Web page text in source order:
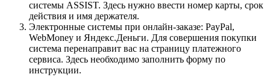
системы ASSIST. Здесь нужно ввести номер карты, срок
действия и имя держателя.
Электронные системы при онлайн-заказе: PayPal,
WebMoney и Яндекс.Деньги. Для совершения покупки
система перенаправит вас на страницу платежного
сервиса. Здесь необходимо заполнить форму по
инструкции.